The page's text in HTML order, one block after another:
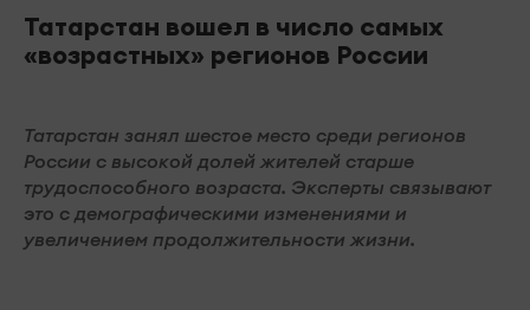
Татарстан вошел в число самых
«возрастных» регионов России
Татарстан занял шестое место среди регионов
России с высокой долей жителей старше
трудоспособного возраста. Эксперты связывают
это с демографическими изменениями и
увеличением продолжительности жизни.